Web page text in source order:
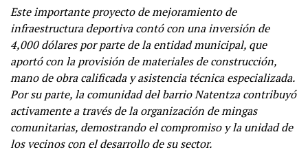
Este importante proyecto de mejoramiento de
infraestructura deportiva contó con una inversión de
4,000 dólares por parte de la entidad municipal, que
aportó con la provisión de materiales de construcción,
mano de obra calificada y asistencia técnica especializada.
Por su parte, la comunidad del barrio Natentza contribuyó
activamente a través de la organización de mingas
comunitarias, demostrando el compromiso y la unidad de
los vecinos con el desarrollo de su sector.